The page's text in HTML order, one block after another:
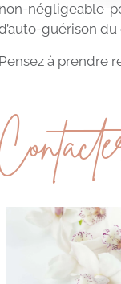
"Consultation "
Par Emmanuelle
une séance
dans ma vie
une personne à
En une
Je vous
non-négligeable
guérison
Pensez à prendre